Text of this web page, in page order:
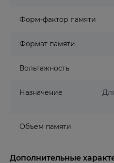
Форм-фактор памяти
Формат памяти
Вольтажность
Назначение
Объем памяти
Дополнительные